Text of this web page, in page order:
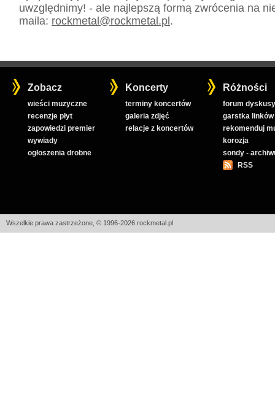
uwzględnimy! - ale najlepszą formą zwrócenia na
maila: rockmetal@rockmetal.pl.
Zobacz
wieści muzyczne
recenzje płyt
zapowiedzi premier
wywiady
ogłoszenia drobne
Koncerty
terminy koncertów
galeria zdjęć
relacje z koncertów
Różności
forum
garstka linków
rekomenduj
korozja
sondy -
RSS
Wszelkie prawa zastrzeżone, © 1996-2026 rockmetal.pl